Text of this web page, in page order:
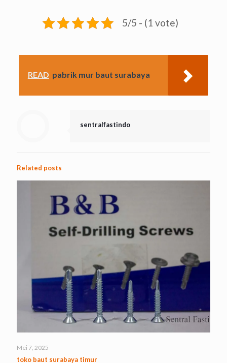
5/5 - (1 vote)
READ pabrik mur baut surabaya
sentralfastindo
Related posts
Mei 7, 2025
toko baut surabaya timur